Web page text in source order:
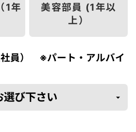
1年
美容部員 (1年以
上）
員） ※パート・アルバイ